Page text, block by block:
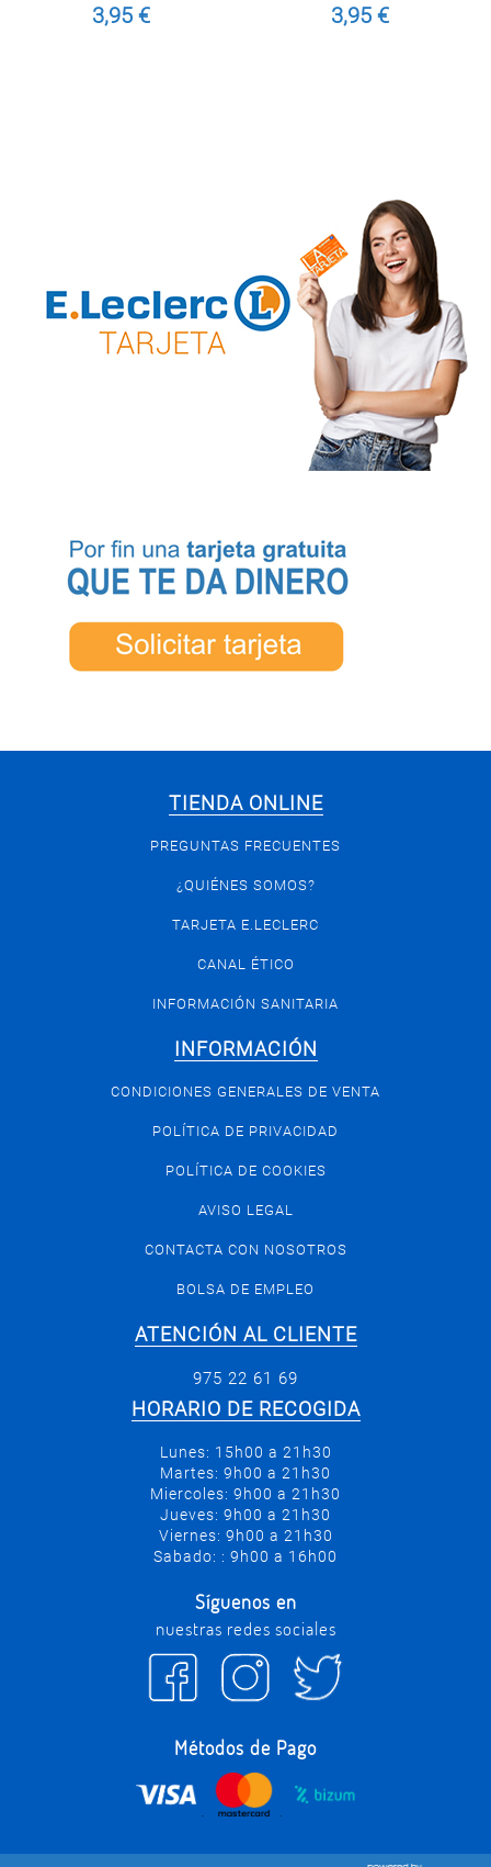
3,95 € 3,95 €
TIENDA ONLINE
PREGUNTAS FRECUENTES
¿QUIÉNES SOMOS?
TARJETA E.LECLERC
CANAL ÉTICO
INFORMACIÓN SANITARIA
INFORMACIÓN
CONDICIONES GENERALES DE VENTA
POLÍTICA DE PRIVACIDAD
POLÍTICA DE COOKIES
AVISO LEGAL
CONTACTA CON NOSOTROS
BOLSA DE EMPLEO
ATENCIÓN AL CLIENTE
975 22 61 69
HORARIO DE RECOGIDA
Lunes: 15h00 a 21h30
Martes: 9h00 a 21h30
Miercoles: 9h00 a 21h30
Jueves: 9h00 a 21h30
Viernes: 9h00 a 21h30
Sabado: : 9h00 a 16h00
Síguenos en
nuestras redes sociales
Métodos de Pago
. .